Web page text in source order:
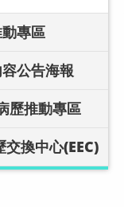
專區
公告海報
歷推動專區
換中心(EEC)